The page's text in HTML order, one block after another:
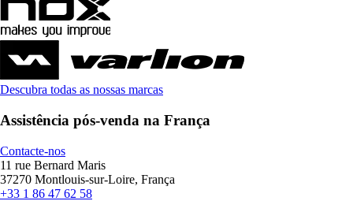
Descubra todas as nossas marcas
Assistência pós-venda na França
Contacte-nos
11 rue Bernard Maris
37270 Montlouis-sur-Loire, França
+33 1 86 47 62 58